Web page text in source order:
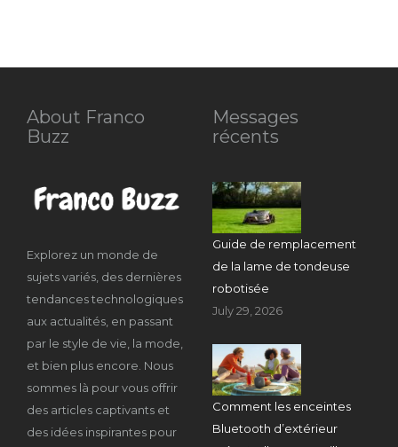
About Franco
Buzz
Explorez un monde de
sujets variés, des dernières
tendances technologiques
aux actualités, en passant
par le style de vie, la mode,
et bien plus encore. Nous
sommes là pour vous offrir
des articles captivants et
des idées inspirantes pour
Messages
récents
Guide de remplacement
de la lame de tondeuse
robotisée
July 29, 2026
Comment les enceintes
Bluetooth d’extérieur